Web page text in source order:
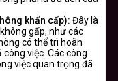
khẩn cấp): Đây là
gấp, như các
có thể trì hoãn
việc. Các công
việc quan trọng đã